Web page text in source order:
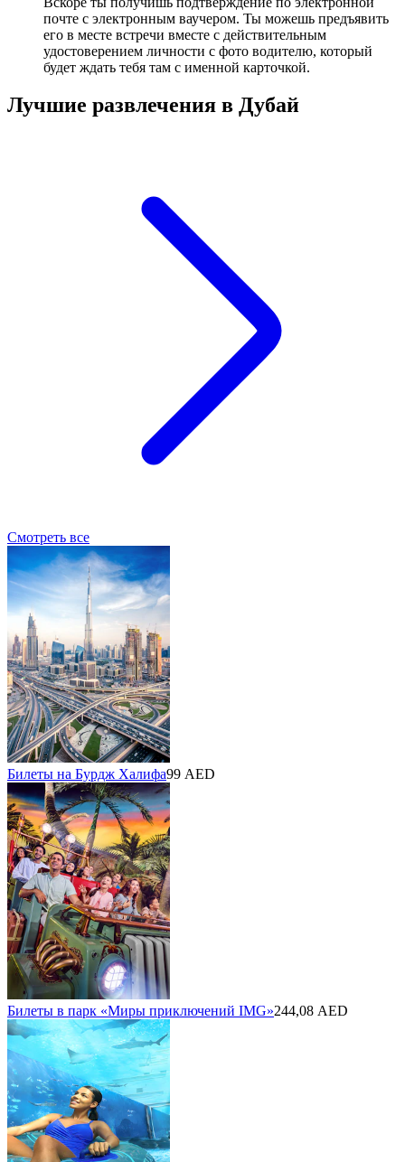
почте с электронным ваучером. Ты можешь предъявить
его в месте встречи вместе с действительным
удостоверением личности с фото водителю, который
будет ждать тебя там с именной карточкой.
Лучшие развлечения в Дубай
Смотреть все
Билеты на Бурдж Халифа99 AED
Билеты в парк «Миры приключений IMG»244,08 AED